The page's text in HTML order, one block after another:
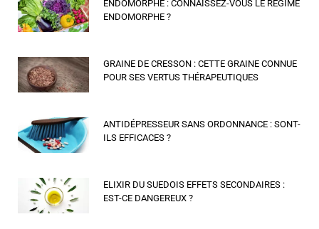
ENDOMORPHE : CONNAISSEZ-VOUS LE RÉGIME
ENDOMORPHE ?
GRAINE DE CRESSON : CETTE GRAINE CONNUE
POUR SES VERTUS THÉRAPEUTIQUES
ANTIDÉPRESSEUR SANS ORDONNANCE : SONT-
ILS EFFICACES ?
ELIXIR DU SUEDOIS EFFETS SECONDAIRES :
EST-CE DANGEREUX ?